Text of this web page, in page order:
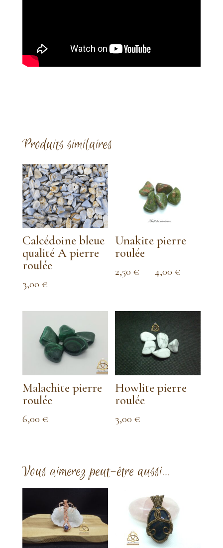
Produits similaires
Calcédoine bleue
qualité A pierre
roulée
3,00 €
Unakite pierre
roulée
2,50€ – 4,00€
2,50 €
à
4,00 €
Malachite pierre
roulée
6,00 €
Howlite pierre
roulée
3,00€
Vous aimerez peut-être aussi…